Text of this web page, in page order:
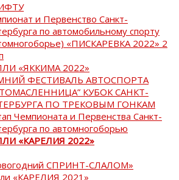
и Первенство Санкт-
по автомобильному спорту
«ПИСКАРЕВКА 2022» 2
«ЯККИМА 2022»
ФЕСТИВАЛЬ АВТОСПОРТА
КУБОК САНКТ-
ПО ТРЕКОВЫМ ГОНКАМ
Чемпионата и Первенства Санкт-
по автомногоборью
«КАРЕЛИЯ 2022»
СПРИНТ-СЛАЛОМ»
«КАРЕЛИЯ 2021»